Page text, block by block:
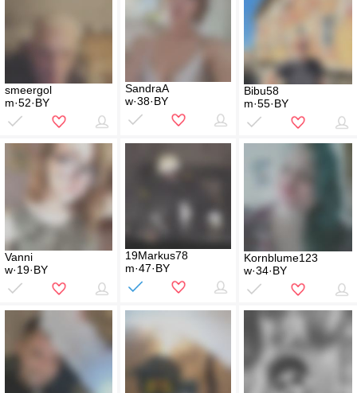
smeergol
m·52·BY
SandraA
w·38·BY
Bibu58
m·55·BY
Vanni
w·19·BY
19Markus78
m·47·BY
Kornblume123
w·34·BY